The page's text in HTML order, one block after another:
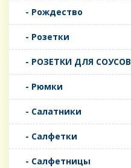
- Рождество
- Розетки
- РОЗЕТКИ ДЛЯ СОУСОВ
- Рюмки
- Салатники
- Салфетки
- Салфетницы